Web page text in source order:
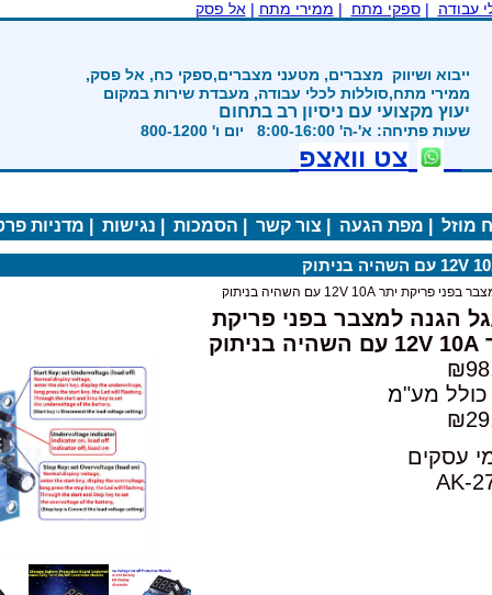
|ממירי מתח| אל פסק
מטעני מצברים,ספקי כח, אל פסק,
לכלי עבודה, מעבדת שירות במקום
ניסיון רב בתחום
| צור קשר | הסמכות | נגישות | מדניות פרטיות |
בפני פריקת